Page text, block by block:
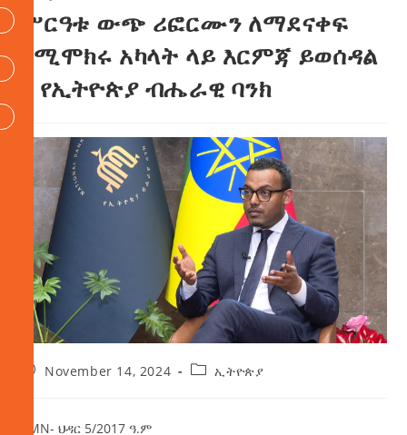
ሥርዓቱ ውጭ ሪፎርሙን ለማደናቀፍ
በሚሞክሩ አካላት ላይ እርምጃ ይወሰዳል
– የኢትዮጵያ ብሔራዊ ባንክ
November 14, 2024 ኢትዮጵያ
AMN- ህዳር 5/2017 ዓ.ም